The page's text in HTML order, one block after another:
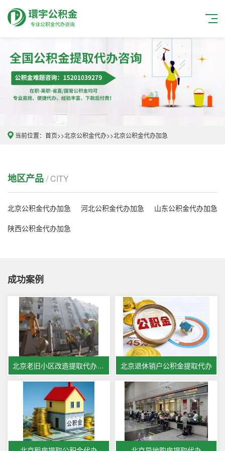
当前位置： 首页>>北京公积金代办>>北京公积金代办加急
地区产品 / CITY
北京公积金代办加急 河北公积金代办加急
山东公积金代办加急
陕西公积金代办加急
成功案例
北京老旧小区改造提取代办公积金 北京退休销户公积金提取代办